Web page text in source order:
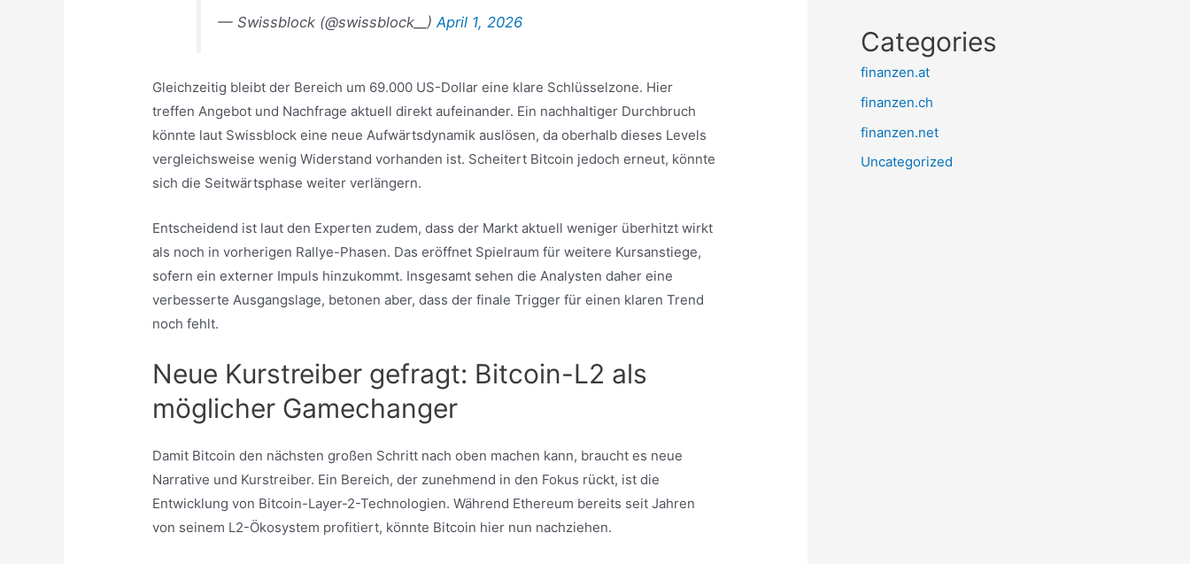
— Swissblock (@swissblock__)April 1, 2026
Gleichzeitig bleibt der Bereich um 69.000 US-Dollar eine klare Schlüsselzone. Hier
treffen Angebot und Nachfrage aktuell direkt aufeinander. Ein nachhaltiger Durchbruch
könnte laut Swissblock eine neue Aufwärtsdynamik auslösen, da oberhalb dieses Levels
vergleichsweise wenig Widerstand vorhanden ist. Scheitert Bitcoin jedoch erneut, könnte
sich die Seitwärtsphase weiter verlängern.
Entscheidend ist laut den Experten zudem, dass der Markt aktuell weniger überhitzt wirkt
als noch in vorherigen Rallye-Phasen. Das eröffnet Spielraum für weitere Kursanstiege,
sofern ein externer Impuls hinzukommt. Insgesamt sehen die Analysten daher eine
verbesserte Ausgangslage, betonen aber, dass der finale Trigger für einen klaren Trend
noch fehlt.
Neue Kurstreiber gefragt: Bitcoin-L2 als
möglicher Gamechanger
Damit Bitcoin den nächsten großen Schritt nach oben machen kann, braucht es neue
Narrative und Kurstreiber. Ein Bereich, der zunehmend in den Fokus rückt, ist die
Entwicklung von Bitcoin-Layer-2-Technologien. Während Ethereum bereits seit Jahren
von seinem L2-Ökosystem profitiert, könnte Bitcoin hier nun nachziehen.
Categories
finanzen.at
finanzen.ch
finanzen.net
Uncategorized